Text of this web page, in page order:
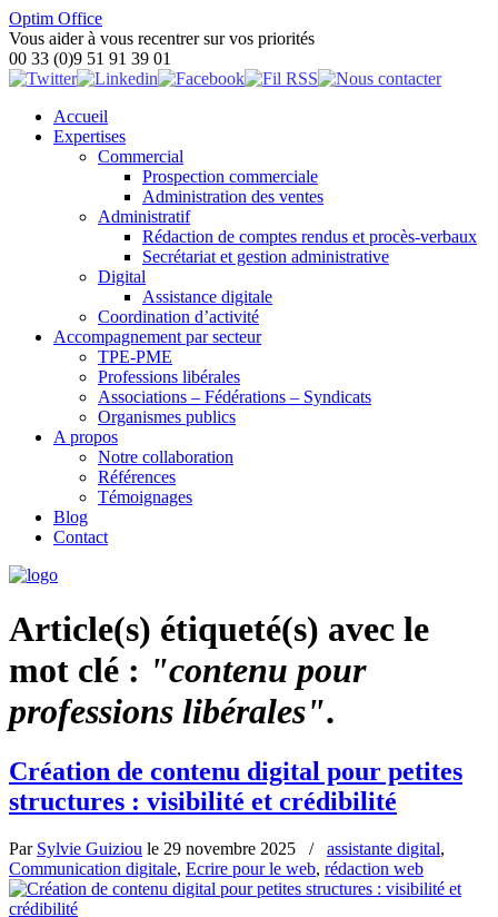
Optim Office
Vous aider à vous recentrer sur vos priorités
00 33 (0)9 51 91 39 01
Accueil
Expertises
Commercial
Prospection commerciale
Administration des ventes
Administratif
Rédaction de comptes rendus et procès-verbaux
Secrétariat et gestion administrative
Digital
Assistance digitale
Coordination d’activité
Accompagnement par secteur
TPE-PME
Professions libérales
Associations – Fédérations – Syndicats
Organismes publics
A propos
Notre collaboration
Références
Témoignages
Blog
Contact
Article(s) étiqueté(s) avec le
mot clé : "contenu pour
professions libérales".
Création de contenu digital pour petites
structures : visibilité et crédibilité
Par Sylvie Guiziou le 29 novembre 2025 / assistante digital,
Communication digitale, Ecrire pour le web, rédaction web